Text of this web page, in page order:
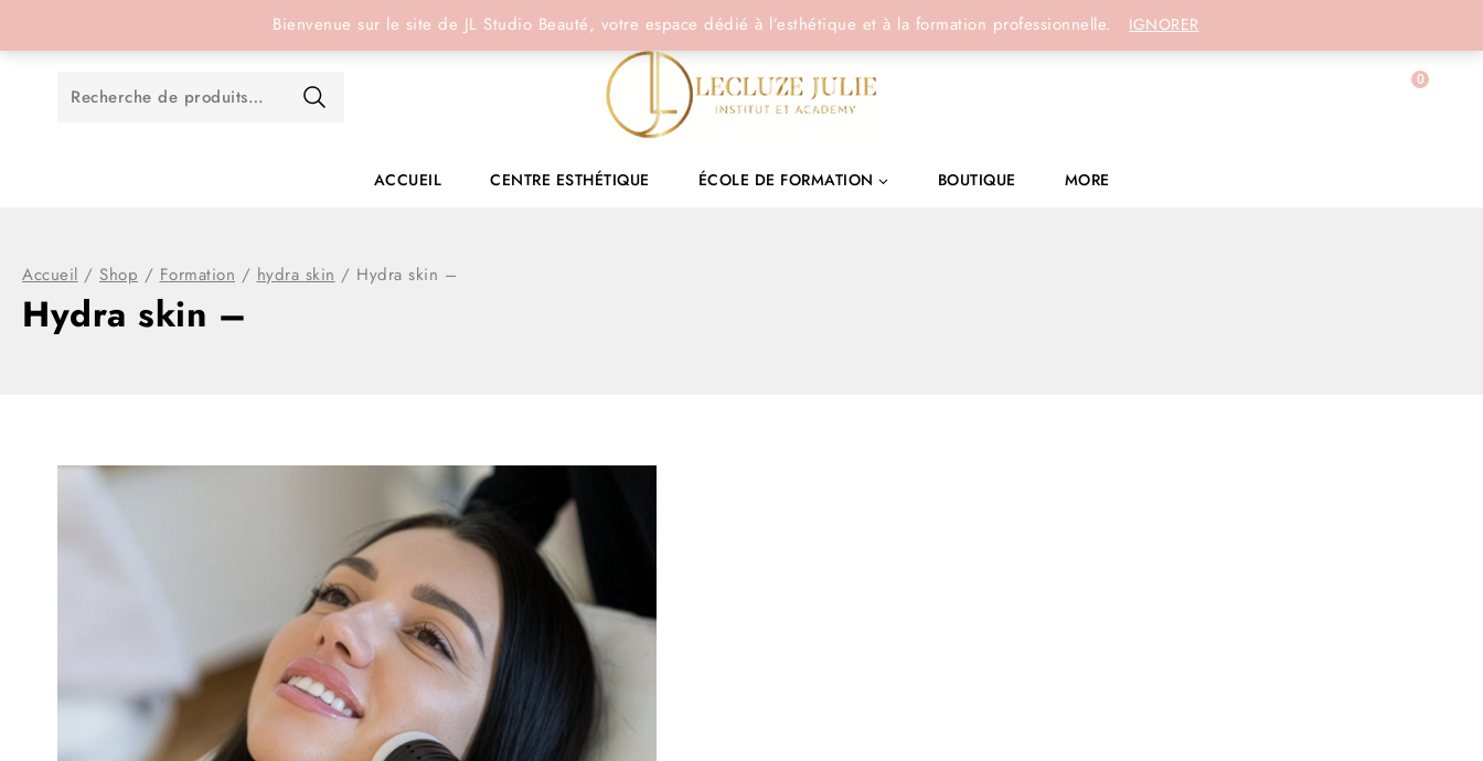
Bienvenue sur le site de JL Studio Beauté, votre espace dédié à l’esthétique et à la formation professionnelle. IGNORER
0
ACCUEIL CENTRE ESTHÉTIQUE ÉCOLE DE FORMATION BOUTIQUE MORE
Accueil / Shop / Formation / hydra skin / Hydra skin –
Hydra skin –